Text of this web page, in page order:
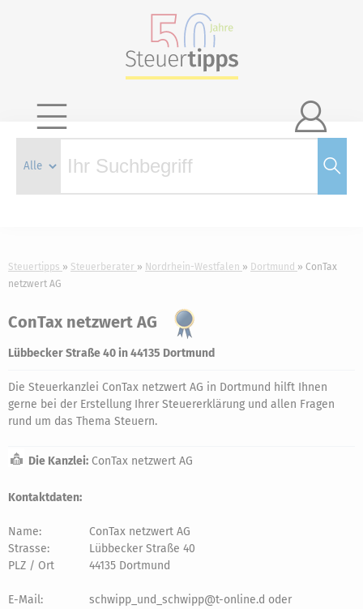

Steuertipps Steuerberater Nordrhein-Westfalen Dortmund
ConTax
netzwert AG
ConTax netzwert AG
Lübbecker Straße 40 in 44135 Dortmund
Die Steuerkanzlei ConTax netzwert AG in Dortmund hilft Ihnen
gerne bei der Erstellung Ihrer Steuererklärung und allen Fragen
rund um das Thema Steuern.
Die Kanzlei: ConTax netzwert AG
Kontaktdaten:
Name:
ConTax netzwert AG
Strasse:
Lübbecker Straße 40
PLZ / Ort
44135 Dortmund
E-Mail:
schwipp_und_schwipp@t-online.d oder